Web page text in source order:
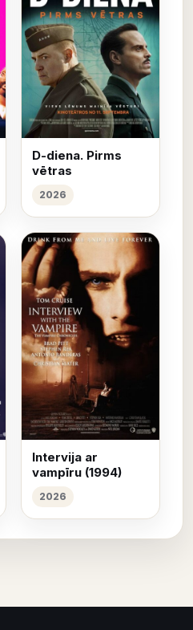
D-diena. Pirms
vētras
2026
Intervija ar
vampīru (1994)
2026